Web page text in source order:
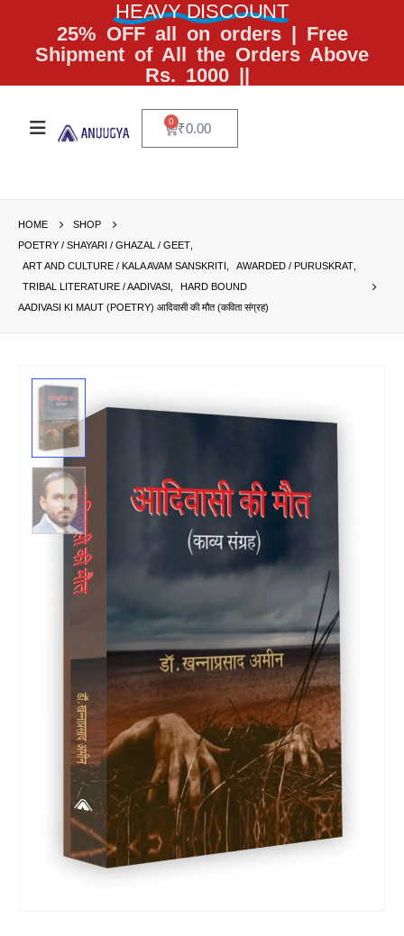
HEAVY DISCOUNT
25% OFF all on orders | Free
Shipment of All the Orders Above
Rs. 1000 ||
₹0.00
0
HOME
SHOP
POETRY / SHAYARI / GHAZAL / GEET
ART AND CULTURE / KALA AVAM SANSKRITI
AWARDED / PURUSKRAT
TRIBAL LITERATURE / AADIVASI
HARD BOUND
AADIVASI KI MAUT (POETRY) आदिवासी की मौत (कविता संग्रह)